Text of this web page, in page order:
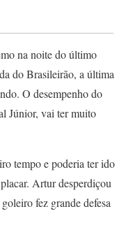
na noite do último
do Brasileirão, a última
O desempenho do
Júnior, vai ter muito
tempo e poderia ter ido
Artur desperdiçou
fez grande defesa